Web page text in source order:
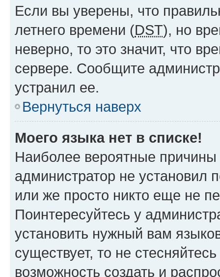
Если вы уверены, что
летнего времени (DST), но
неверно, то это значит, что
сервере. Сообщите
устранил ее.
Вернуться наверх
Моего языка нет в списке!
Наиболее вероятные причины
администратор не установил
или же просто никто еще не
Поинтересуйтесь у
установить нужный вам
существует, то не
возможность создать и